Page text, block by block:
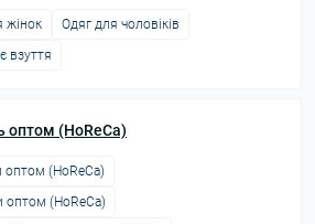
жінок
Одяг для чоловіків
взуття
оптом (HoReCa)
оптом (HoReCa)
оптом (HoReCa)